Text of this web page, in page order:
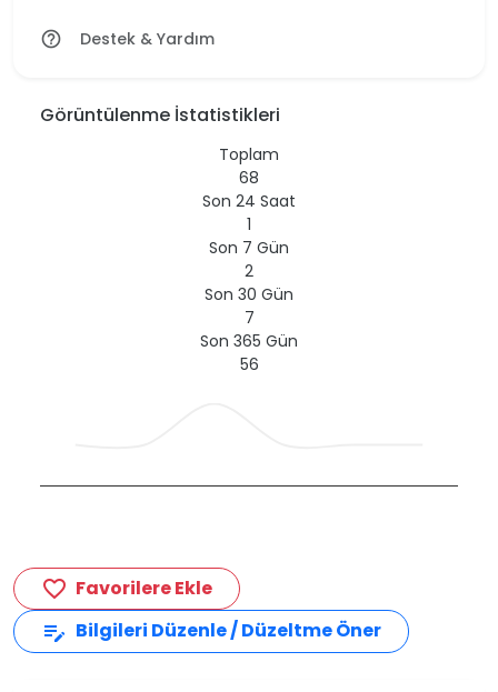
help_outline Destek & Yardım
Görüntülenme İstatistikleri
Toplam
68
Son 24 Saat
1
Son 7 Gün
2
Son 30 Gün
7
Son 365 Gün
56
favorite_border Favorilere Ekle
edit_note Bilgileri Düzenle / Düzeltme Öner